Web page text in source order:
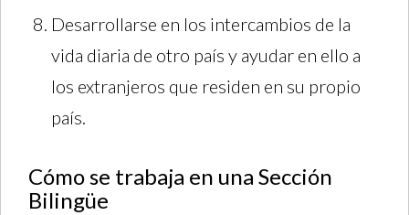
Desarrollarse en los intercambios de la
vida diaria de otro país y ayudar en ello a
los extranjeros que residen en su propio
país.
Cómo se trabaja en una Sección
Bilingüe